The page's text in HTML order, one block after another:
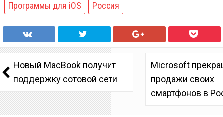
Программы для iOS
Россия
Новый MacBook получит
поддержку сотовой сети
Microsoft
продажи своих
смартфонов в